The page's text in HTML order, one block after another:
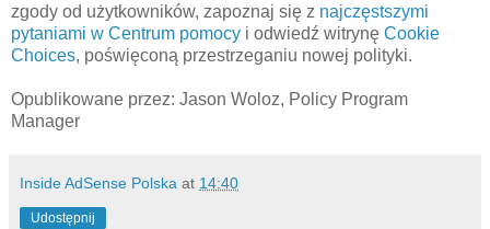
zgody od użytkowników, zapoznaj się z najczęstszymi
pytaniami w Centrum pomocy i odwiedź witrynę Cookie
Choices, poświęconą przestrzeganiu nowej polityki.
Opublikowane przez: Jason Woloz, Policy Program
Manager
Inside AdSense Polska at 14:40
Udostępnij